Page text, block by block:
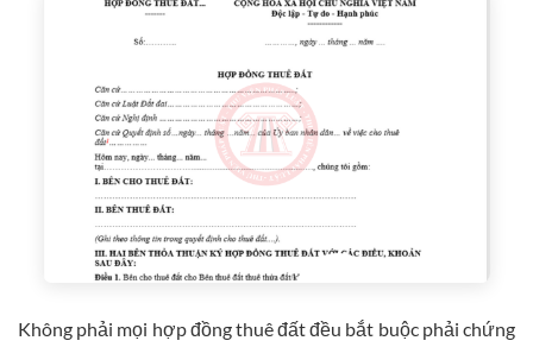
Không phải mọi hợp đồng thuê đất đều bắt buộc phải chứng